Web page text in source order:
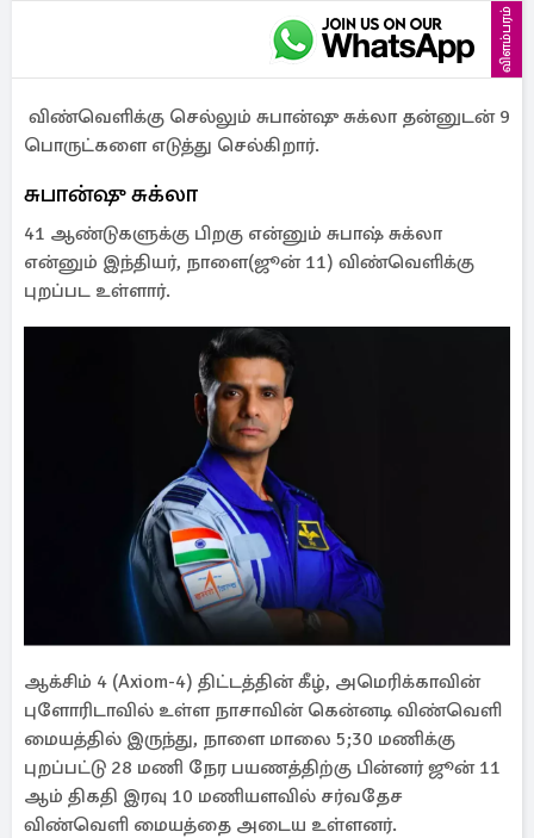
விளம்பரம்
விண்வெளிக்கு செல்லும் சுபான்ஷு சுக்லா தன்னுடன் 9
பொருட்களை எடுத்து செல்கிறார்.
சுபான்ஷு சுக்லா
41 ஆண்டுகளுக்கு பிறகு என்னும் சுபாஷ் சுக்லா
என்னும் இந்தியர், நாளை(ஜூன் 11) விண்வெளிக்கு
புறப்பட உள்ளார்.
ஆக்சிம் 4 (Axiom-4) திட்டத்தின் கீழ், அமெரிக்காவின்
புளோரிடாவில் உள்ள நாசாவின் கென்னடி விண்வெளி
மையத்தில் இருந்து, நாளை மாலை 5;30 மணிக்கு
புறப்பட்டு 28 மணி நேர பயணத்திற்கு பின்னர் ஜூன் 11
ஆம் திகதி இரவு 10 மணியளவில் சர்வதேச
விண்வெளி மையத்தை அடைய உள்ளனர்.